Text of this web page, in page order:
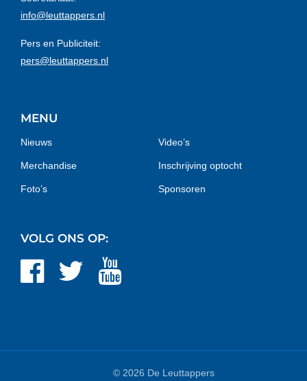
info@leuttappers.nl
Pers en Publiciteit:
pers@leuttappers.nl
MENU
Nieuws
Merchandise
Foto’s
Video’s
Inschrijving optocht
Sponsoren
VOLG ONS OP:
© 2026 De Leuttappers